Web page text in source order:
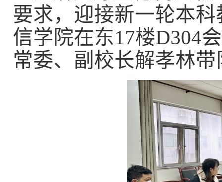
要求，迎接新一轮本
信学院在东17楼D304
常委、副校长解孝林